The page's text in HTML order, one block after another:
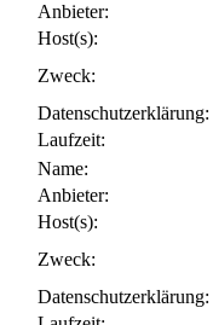
Anbieter:
Host(s):
Zweck:
Datenschutzerklärung:
Laufzeit:
Name:
Anbieter:
Host(s):
Zweck:
Datenschutzerklärung: